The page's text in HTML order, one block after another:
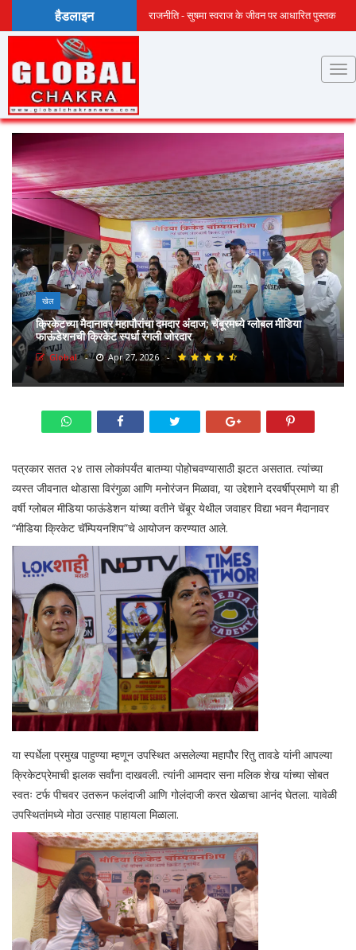
हैडलाइन राजनीति - सुषमा स्वराज के जीवन पर आधारित पुस्तक
खेल
क्रिकेटच्या मैदानावर महापौरांचा दमदार अंदाज; चेंबूरमध्ये ग्लोबल मीडिया
फाऊंडेशनची क्रिकेट स्पर्धा रंगली जोरदार
Global - Apr 27, 2026 -
पत्रकार सतत २४ तास लोकांपर्यंत बातम्या पोहोचवण्यासाठी झटत असतात. त्यांच्या
व्यस्त जीवनात थोडासा विरंगुळा आणि मनोरंजन मिळावा, या उद्देशाने दरवर्षीप्रमाणे या ही
वर्षी ग्लोबल मीडिया फाऊंडेशन यांच्या वतीने चेंबूर येथील जवाहर विद्या भवन मैदानावर
“मीडिया क्रिकेट चॅम्पियनशिप”चे आयोजन करण्यात आले.
या स्पर्धेला प्रमुख पाहुण्या म्हणून उपस्थित असलेल्या महापौर रितु तावडे यांनी आपल्या
क्रिकेटप्रेमाची झलक सर्वांना दाखवली. त्यांनी आमदार सना मलिक शेख यांच्या सोबत
स्वतः टर्फ पीचवर उतरून फलंदाजी आणि गोलंदाजी करत खेळाचा आनंद घेतला. यावेळी
उपस्थितांमध्ये मोठा उत्साह पाहायला मिळाला.